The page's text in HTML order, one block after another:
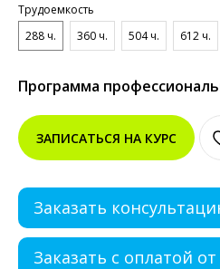
Трудоемкость
288 ч.
360 ч. 504 ч. 612 ч.
Программа
ЗАПИСАТЬСЯ НА КУРС
Заказать
Заказать с оплатой